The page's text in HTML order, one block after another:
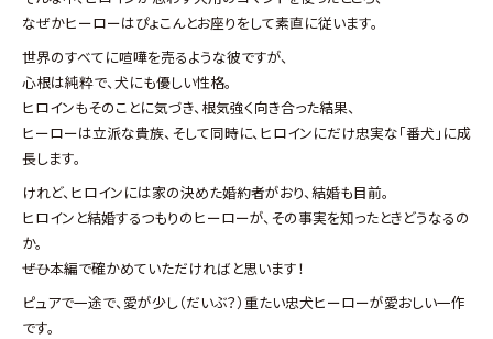
なぜかヒーローはぴょこんとお座りをして素直に従います。
世界のすべてに喧嘩を売るような彼ですが、
心根は純粋で、犬にも優しい性格。
ヒロインもそのことに気づき、根気強く向き合った結果、
ヒーローは立派な貴族、そして同時に、ヒロインにだけ忠実な「番犬」に成
長します。
けれど、ヒロインには家の決めた婚約者がおり、結婚も目前。
ヒロインと結婚するつもりのヒーローが、その事実を知ったときどうなるの
か。
――ぜひ本編で確かめていただければと思います！
ピュアで一途で、愛が少し（だいぶ？）重たい忠犬ヒーローが愛おしい一作
です。